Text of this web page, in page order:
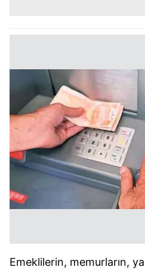
Emeklilerin, memurların,